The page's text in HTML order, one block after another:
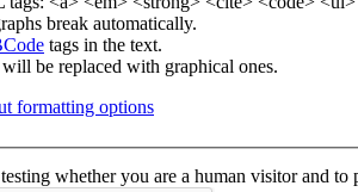
break automatically.
tags in the text.
be replaced with graphical ones.
formatting options
whether you are a human visitor and to